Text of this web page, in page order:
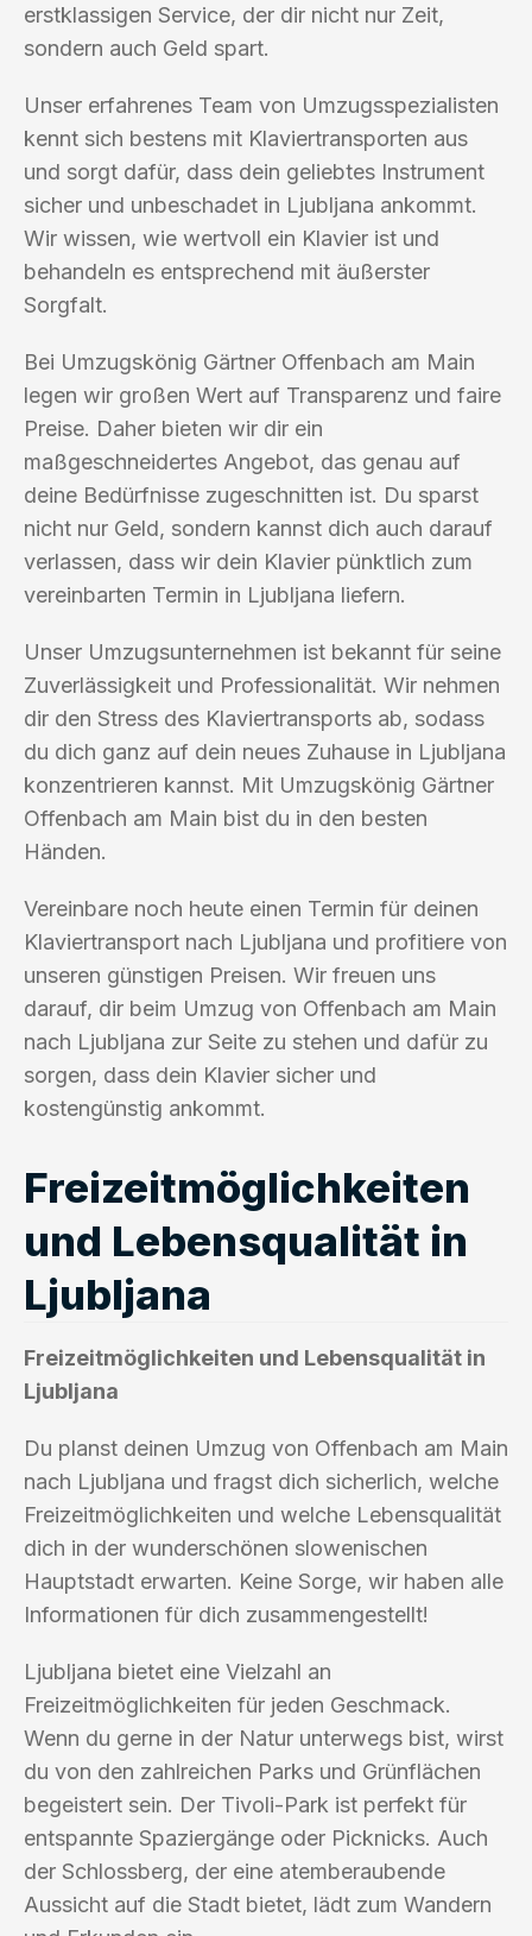
erstklassigen Service, der dir nicht nur Zeit,
sondern auch Geld spart.
Unser erfahrenes Team von Umzugsspezialisten
kennt sich bestens mit Klaviertransporten aus
und sorgt dafür, dass dein geliebtes Instrument
sicher und unbeschadet in Ljubljana ankommt.
Wir wissen, wie wertvoll ein Klavier ist und
behandeln es entsprechend mit äußerster
Sorgfalt.
Bei Umzugskönig Gärtner Offenbach am Main
legen wir großen Wert auf Transparenz und faire
Preise. Daher bieten wir dir ein
maßgeschneidertes Angebot, das genau auf
deine Bedürfnisse zugeschnitten ist. Du sparst
nicht nur Geld, sondern kannst dich auch darauf
verlassen, dass wir dein Klavier pünktlich zum
vereinbarten Termin in Ljubljana liefern.
Unser Umzugsunternehmen ist bekannt für seine
Zuverlässigkeit und Professionalität. Wir nehmen
dir den Stress des Klaviertransports ab, sodass
du dich ganz auf dein neues Zuhause in Ljubljana
konzentrieren kannst. Mit Umzugskönig Gärtner
Offenbach am Main bist du in den besten
Händen.
Vereinbare noch heute einen Termin für deinen
Klaviertransport nach Ljubljana und profitiere von
unseren günstigen Preisen. Wir freuen uns
darauf, dir beim Umzug von Offenbach am Main
nach Ljubljana zur Seite zu stehen und dafür zu
sorgen, dass dein Klavier sicher und
kostengünstig ankommt.
Freizeitmöglichkeiten
und Lebensqualität in
Ljubljana
Freizeitmöglichkeiten und Lebensqualität in
Ljubljana
Du planst deinen Umzug von Offenbach am Main
nach Ljubljana und fragst dich sicherlich, welche
Freizeitmöglichkeiten und welche Lebensqualität
dich in der wunderschönen slowenischen
Hauptstadt erwarten. Keine Sorge, wir haben alle
Informationen für dich zusammengestellt!
Ljubljana bietet eine Vielzahl an
Freizeitmöglichkeiten für jeden Geschmack.
Wenn du gerne in der Natur unterwegs bist, wirst
du von den zahlreichen Parks und Grünflächen
begeistert sein. Der Tivoli-Park ist perfekt für
entspannte Spaziergänge oder Picknicks. Auch
der Schlossberg, der eine atemberaubende
Aussicht auf die Stadt bietet, lädt zum Wandern